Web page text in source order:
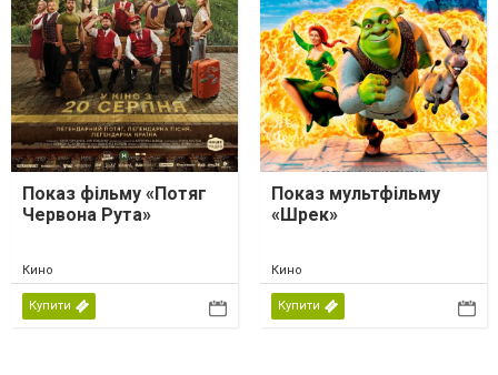
Показ фільму «Потяг
Червона Рута»
Кино
Купити
Показ мультфільму
«Шрек»
Кино
Купити